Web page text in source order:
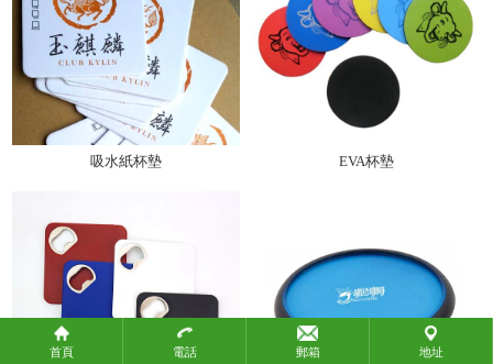
關於攜手
聯繫我們
聯繫我們
產品標準
知識產權
物流方式
生產時間
吸水紙杯墊 EVA杯墊
首頁 電話 郵箱 地址